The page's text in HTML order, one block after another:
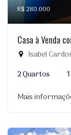
R$ 280.000
Casa à Venda
Isabel
2 Quartos
Mais